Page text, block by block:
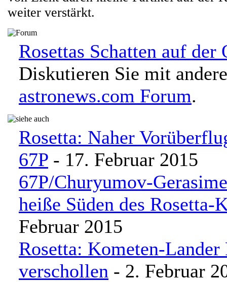
weiter verstärkt.
Rosettas Schatten auf der
Diskutieren Sie mit
astronews.com Forum.
Rosetta: Naher
67P - 17. Februar 2015
67P/Churyumov-
heiße Süden des Rosetta-
Februar 2015
Rosetta: Kometen-
verschollen - 2. Februar